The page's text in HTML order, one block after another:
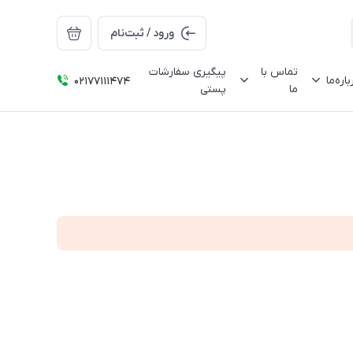
ورود / ثبت‌نام
تماس با
ما
پیگیری سفارشات
پستی
02177111474